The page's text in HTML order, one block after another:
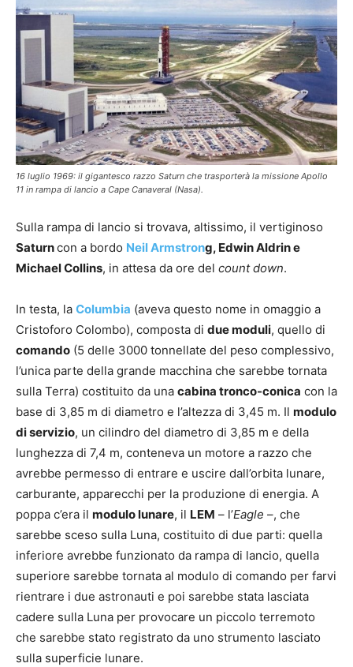
16 luglio 1969: il gigantesco razzo Saturn che trasporterà la missione Apollo
11 in rampa di lancio a Cape Canaveral (Nasa).
Sulla rampa di lancio si trovava, altissimo, il vertiginoso
Saturncon a bordo Neil Armstrong, Edwin Aldrin e
Michael Collins, in attesa da ore del count down.
In testa, la Columbia (aveva questo nome in omaggio a
Cristoforo Colombo), composta di due moduli, quello di
comando (5 delle 3000 tonnellate del peso complessivo,
l’unica parte della grande macchina che sarebbe tornata
sulla Terra) costituito da una cabina tronco-conica con la
base di 3,85 m di diametro e l’altezza di 3,45 m. Il modulo
di servizio, un cilindro del diametro di 3,85 m e della
lunghezza di 7,4 m, conteneva un motore a razzo che
avrebbe permesso di entrare e uscire dall’orbita lunare,
carburante, apparecchi per la produzione di energia. A
poppa c’era il modulo lunare, il LEM – l’Eagle –, che
sarebbe sceso sulla Luna, costituito di due parti: quella
inferiore avrebbe funzionato da rampa di lancio, quella
superiore sarebbe tornata al modulo di comando per farvi
rientrare i due astronauti e poi sarebbe stata lasciata
cadere sulla Luna per provocare un piccolo terremoto
che sarebbe stato registrato da uno strumento lasciato
sulla superficie lunare.